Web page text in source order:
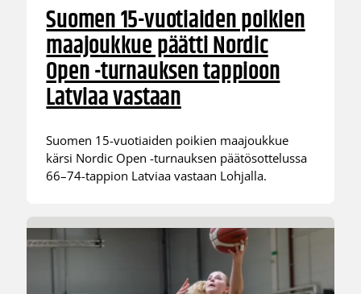
Suomen 15-vuotiaiden poikien
maajoukkue päätti Nordic
Open -turnauksen tappioon
Latviaa vastaan
Suomen 15-vuotiaiden poikien maajoukkue
kärsi Nordic Open -turnauksen päätösottelussa
66–74-tappion Latviaa vastaan Lohjalla.